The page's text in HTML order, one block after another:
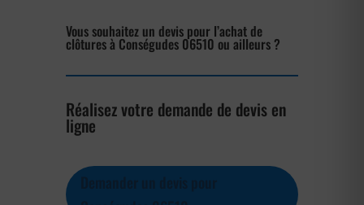
Vous souhaitez un devis pour l’achat de
clôtures à Conségudes 06510 ou ailleurs ?
Réalisez votre demande de devis en
ligne